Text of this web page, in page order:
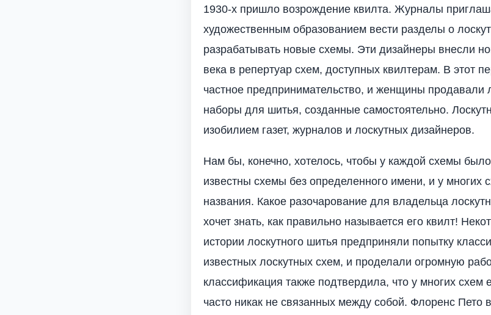
1930-х пришло возрождение квилта. Журналы
художественным образованием вести разделы о
разрабатывать новые схемы. Эти дизайнеры внесли
века в репертуар схем, доступных квилтерам. В этот
частное предпринимательство, и женщины продавали
наборы для шитья, созданные самостоятельно.
изобилием газет, журналов и лоскутных дизайнеров.
Нам бы, конечно, хотелось, чтобы у каждой схемы
известны схемы без определенного имени, и у многих
названия. Какое разочарование для владельца
хочет знать, как правильно называется его квилт!
истории лоскутного шитья предприняли попытку
известных лоскутных схем, и проделали огромную
классификация также подтвердила, что у многих схем
часто никак не связанных между собой. Флоренс Пето